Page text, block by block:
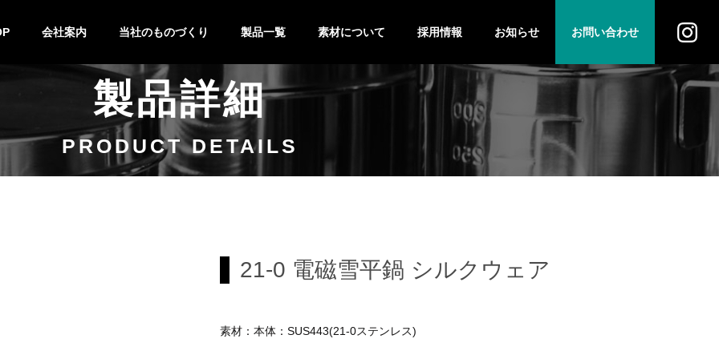
会社案内 当社のものづくり
技術紹介
設備紹介
製作の流れ
特注&OEM
製品一覧
バット
キッチンポット
鍋
キッチン小物
素材について
ステンレス
採用情報 お知らせ お問い合わせ
法人のお客様
個人のお客様
製品詳細
PRODUCT DETAILS
21-0 電磁雪平鍋 シルクウェア
素材：本体：SUS443(21-0ステンレス)